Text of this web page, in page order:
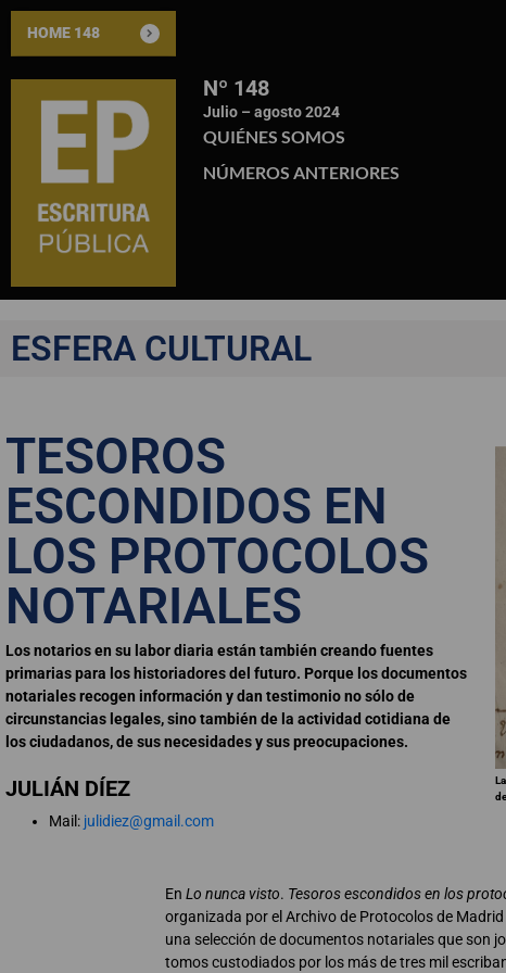
HOME 148
Nº 148
Julio – agosto 2024
QUIÉNES SOMOS
NÚMEROS ANTERIORES
ESFERA CULTURAL
TESOROS
ESCONDIDOS EN
LOS PROTOCOLOS
NOTARIALES
Los notarios en su labor diaria están también creando fuentes
primarias para los historiadores del futuro. Porque los documentos
notariales recogen información y dan testimonio no sólo de
circunstancias legales, sino también de la actividad cotidiana de
los ciudadanos, de sus necesidades y sus preocupaciones.
JULIÁN DÍEZ
Mail: julidiez@gmail.com
En Lo nunca visto. Tesoros escondidos en los
organizada por el Archivo de Protocolos de
una selección de documentos notariales que son
tomos custodiados por los más de tres mil